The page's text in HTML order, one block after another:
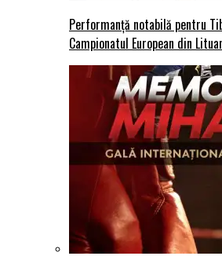
Performanță notabilă pentru
Campionatul European din